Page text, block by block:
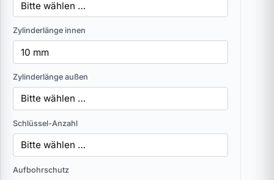
Zylinderlänge innen
Zylinderlänge außen
Schlüssel-Anzahl
Aufbohrschutz